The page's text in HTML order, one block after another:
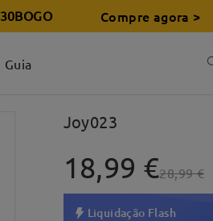
30BOGO Compre agora >
Guia
Joy023
18,99 €28,99 €
Liquidação Flash